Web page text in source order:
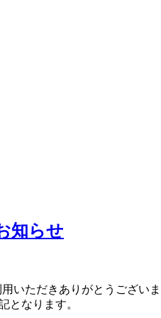
知らせ
いただきありがとうござい
となります。